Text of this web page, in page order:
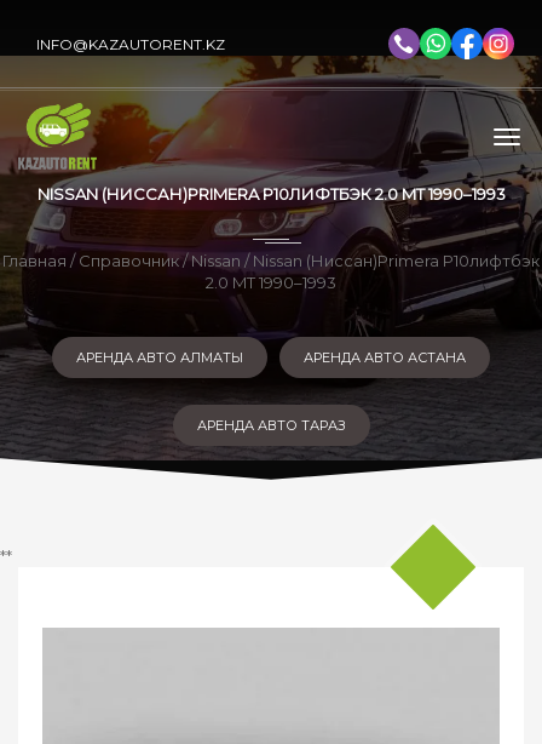
INFO@KAZAUTORENT.KZ
NISSAN (НИССАН)PRIMERA P10ЛИФТБЭК 2.0 MT 1990–1993
Главная /Справочник/Nissan / Nissan (Ниссан)Primera P10лифтбэк
2.0 MT 1990–1993
АРЕНДА АВТО АЛМАТЫ АРЕНДА АВТО АСТАНА
АРЕНДА АВТО ТАРАЗ
**